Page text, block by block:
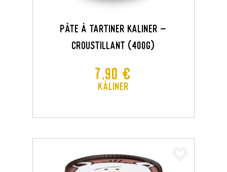
Pâte À Tartiner KALINER -
Croustillant (400G)
Prix
7,90 €
Kâliner
favorite_border